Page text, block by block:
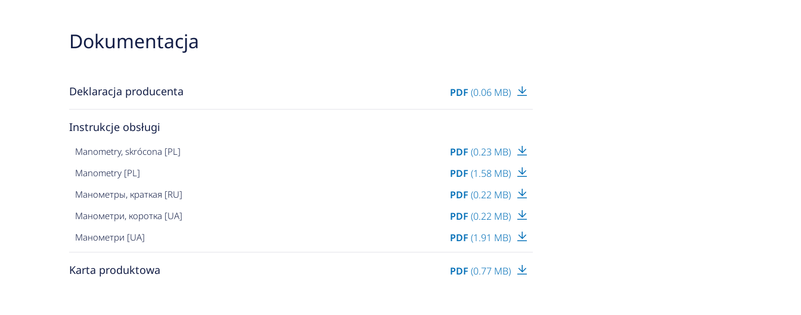
Dokumentacja
Deklaracja producenta PDF (0.06 MB)
Instrukcje obsługi
Manometry, skrócona [PL] PDF (0.23 MB)
Manometry [PL] PDF (1.58 MB)
Манометры, краткая [RU] PDF (0.22 MB)
Манометри, коротка [UA] PDF (0.22 MB)
Манометри [UA] PDF (1.91 MB)
Karta produktowa PDF (0.77 MB)